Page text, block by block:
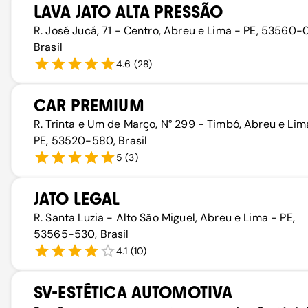
LAVA JATO ALTA PRESSÃO
R. José Jucá, 71 - Centro, Abreu e Lima - PE, 53560-
Brasil
4.6 (28)
CAR PREMIUM
R. Trinta e Um de Março, N° 299 - Timbó, Abreu e
PE, 53520-580, Brasil
5 (3)
JATO LEGAL
R. Santa Luzia - Alto São Miguel, Abreu e Lima - PE,
53565-530, Brasil
4.1 (10)
SV-ESTÉTICA AUTOMOTIVA